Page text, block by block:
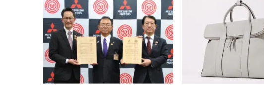
ゲ
ー
シ
ョ